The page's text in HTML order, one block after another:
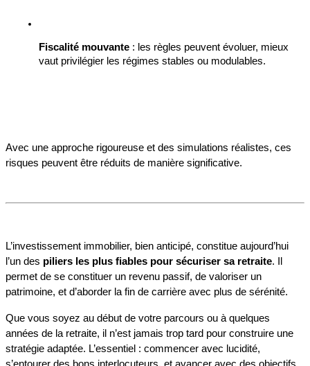
Fiscalité mouvante : les règles peuvent évoluer, mieux
vaut privilégier les régimes stables ou modulables.
Avec une approche rigoureuse et des simulations réalistes, ces
risques peuvent être réduits de manière significative.
L’investissement immobilier, bien anticipé, constitue aujourd’hui
l’un des piliers les plus fiables pour sécuriser sa retraite. Il
permet de se constituer un revenu passif, de valoriser un
patrimoine, et d’aborder la fin de carrière avec plus de sérénité.
Que vous soyez au début de votre parcours ou à quelques
années de la retraite, il n’est jamais trop tard pour construire une
stratégie adaptée. L’essentiel : commencer avec lucidité,
s’entourer des bons interlocuteurs, et avancer avec des objectifs